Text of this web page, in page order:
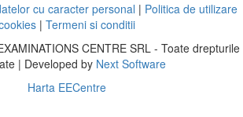
cu caracter personal | Politica de utilizare
| Termeni si conditii
CENTRE SRL - Toate drepturile
| Developed by Next Software
Harta EECentre